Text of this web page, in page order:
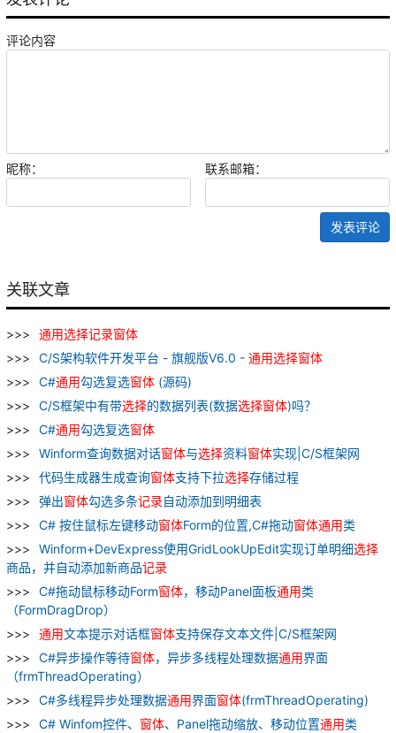
评论内容
昵称： 联系邮箱：
发表评论
关联文章
通用选择记录窗体
C/S架构软件开发平台 - 旗舰版V6.0 - 通用选择窗体
C#通用勾选复选窗体 (源码)
C/S框架中有带选择的数据列表(数据选择窗体)吗？
C#通用勾选复选窗体
Winform查询数据对话窗体与选择资料窗体实现|C/S框架网
代码生成器生成查询窗体支持下拉选择存储过程
弹出窗体勾选多条记录自动添加到明细表
C# 按住鼠标左键移动窗体Form的位置,C#拖动窗体通用类
Winform+DevExpress使用GridLookUpEdit实现订单明细选择
商品，并自动添加新商品记录
C#拖动鼠标移动Form窗体，移动Panel面板通用类
（FormDragDrop）
通用文本提示对话框窗体支持保存文本文件|C/S框架网
C#异步操作等待窗体，异步多线程处理数据通用界面
（frmThreadOperating）
C#多线程异步处理数据通用界面窗体(frmThreadOperating)
C# Winfom控件、 窗体、Panel拖动缩放、移动位置通用类